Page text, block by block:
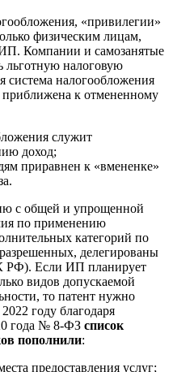
«привилегии»
физическим лицам,
Компании и самозанятые
льготную налоговую
система налогообложения
к отмененному
служит
доход;
приравнен к «вмененке»
с общей и упрощенной
по применению
категорий по
делегированы
РФ). Если ИП планирует
видов допускаемой
то патент нужно
году благодаря
года № 8-ФЗ список
пополнили:
предоставления услуг;